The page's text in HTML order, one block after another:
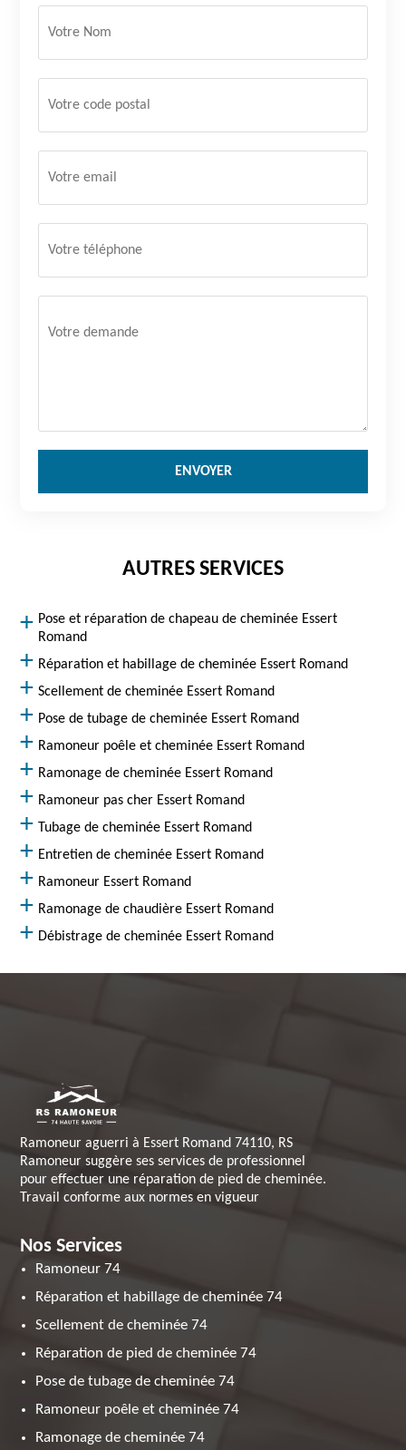
AUTRES SERVICES
Pose et réparation de chapeau de cheminée Essert
Romand
Réparation et habillage de cheminée Essert Romand
Scellement de cheminée Essert Romand
Pose de tubage de cheminée Essert Romand
Ramoneur poêle et cheminée Essert Romand
Ramonage de cheminée Essert Romand
Ramoneur pas cher Essert Romand
Tubage de cheminée Essert Romand
Entretien de cheminée Essert Romand
Ramoneur Essert Romand
Ramonage de chaudière Essert Romand
Débistrage de cheminée Essert Romand
Ramoneur aguerri à Essert Romand 74110, RS
Ramoneur suggère ses services de professionnel
pour effectuer une réparation de pied de cheminée.
Travail conforme aux normes en vigueur
Nos Services
Ramoneur 74
Réparation et habillage de cheminée 74
Scellement de cheminée 74
Réparation de pied de cheminée 74
Pose de tubage de cheminée 74
Ramoneur poêle et cheminée 74
Ramonage de cheminée 74